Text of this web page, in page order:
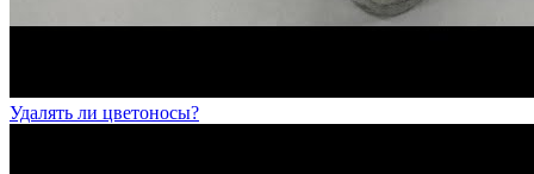
Удалять ли цветоносы?